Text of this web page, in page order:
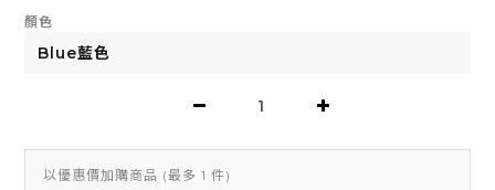
顏色
以優惠價加購商品 (最多 1 件)